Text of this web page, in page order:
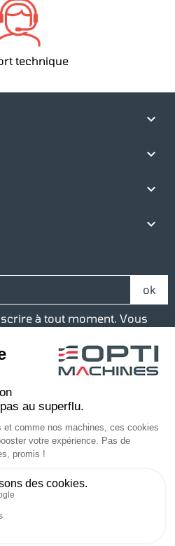
technique




à tout moment. Vous
du site.
du groupe Baudelet
- Tous droits réservés